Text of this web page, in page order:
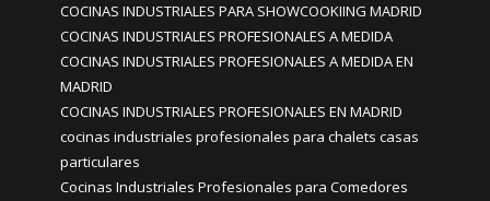
COCINAS INDUSTRIALES PARA SHOWCOOKIING MADRID
COCINAS INDUSTRIALES PROFESIONALES A MEDIDA
COCINAS INDUSTRIALES PROFESIONALES A MEDIDA EN
MADRID
COCINAS INDUSTRIALES PROFESIONALES EN MADRID
cocinas industriales profesionales para chalets casas
particulares
Cocinas Industriales Profesionales para Comedores